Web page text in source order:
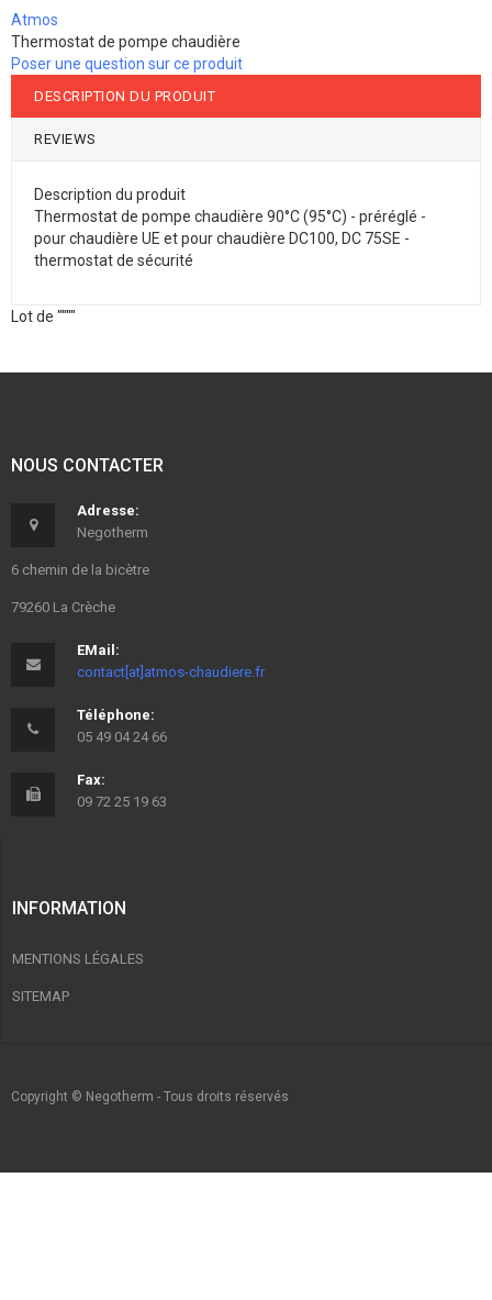
Atmos
Thermostat de pompe chaudière
Poser une question sur ce produit
DESCRIPTION DU PRODUIT
REVIEWS
Description du produit
Thermostat de pompe chaudière 90°C (95°C) - préréglé -
pour chaudière UE et pour chaudière DC100, DC 75SE -
thermostat de sécurité
Lot de """"
NOUS CONTACTER
Adresse:
Negotherm
6 chemin de la bicètre
79260 La Crèche
EMail:
contact[at]atmos-chaudiere.fr
Téléphone:
05 49 04 24 66
Fax:
09 72 25 19 63
INFORMATION
MENTIONS LÉGALES
SITEMAP
Copyright © Negotherm - Tous droits réservés